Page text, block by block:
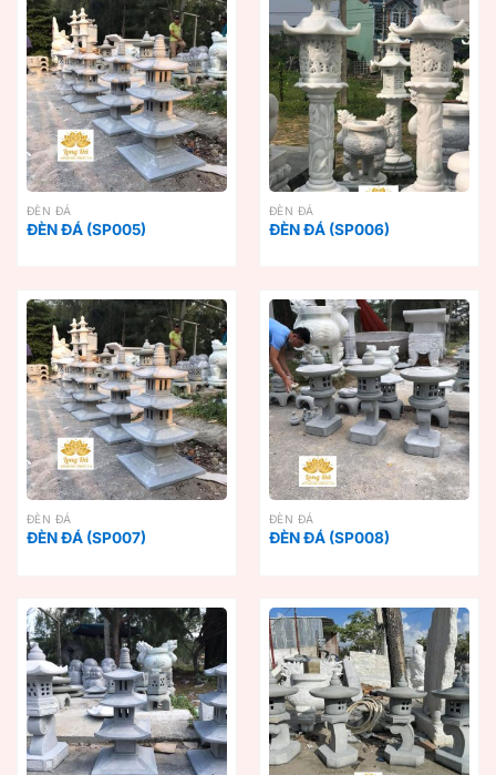
ĐÈN ĐÁ
ĐÈN ĐÁ (SP005)
ĐÈN ĐÁ
ĐÈN ĐÁ (SP006)
ĐÈN ĐÁ
ĐÈN ĐÁ (SP007)
ĐÈN ĐÁ
ĐÈN ĐÁ (SP008)